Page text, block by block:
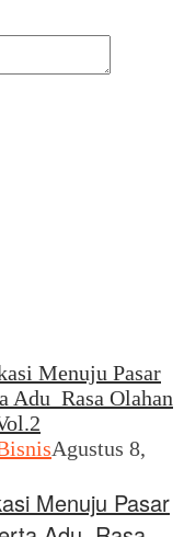
Agustus 8,
Menuju Pasar